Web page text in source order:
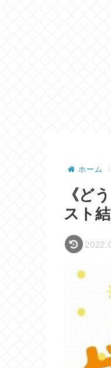
ホーム
《ど
スト